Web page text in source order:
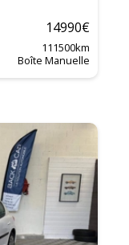
14990€
111500km
Boîte Manuelle